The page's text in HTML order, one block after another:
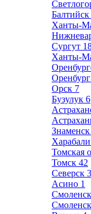
Балтийск
Ханты-
Сургут
Ханты-
Оренбург
Орск 7
Бузулук 6
Знаменск
Харабали
Томская
Томск 42
Северск 3
Асино 1
Смоленск